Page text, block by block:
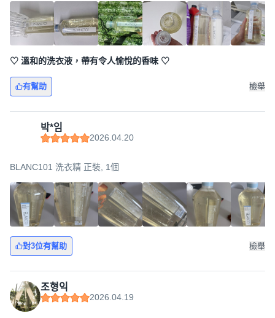
♡ 溫和的洗衣液，帶有令人愉悅的香味 ♡
有幫助 檢舉
박*임
2026.04.20
BLANC101 洗衣精 正裝, 1個
對3位有幫助 檢舉
조형익
2026.04.19